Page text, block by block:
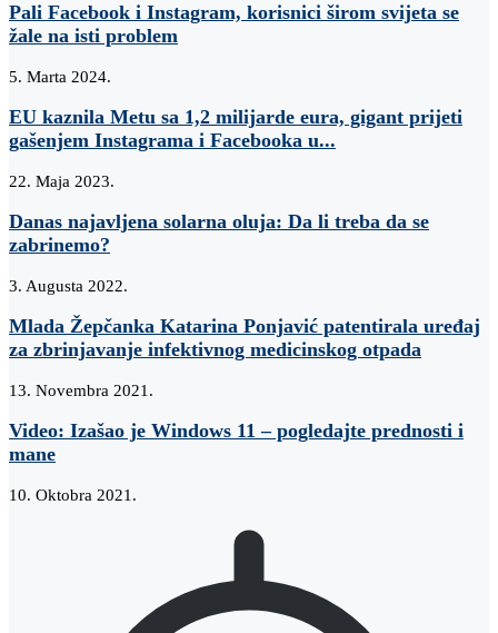
Pali Facebook i Instagram, korisnici širom svijeta se
žale na isti problem
5. Marta 2024.
EU kaznila Metu sa 1,2 milijarde eura, gigant prijeti
gašenjem Instagrama i Facebooka u...
22. Maja 2023.
Danas najavljena solarna oluja: Da li treba da se
zabrinemo?
3. Augusta 2022.
Mlada Žepčanka Katarina Ponjavić patentirala uređaj
za zbrinjavanje infektivnog medicinskog otpada
13. Novembra 2021.
Video: Izašao je Windows 11 – pogledajte prednosti i
mane
10. Oktobra 2021.